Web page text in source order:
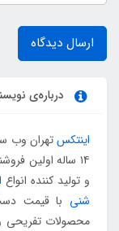
ارسال دیدگاه
درباره‌ی
اینتکستهران وب
۱۴ ساله اولین
و تولید کننده انواع
شنی
محصولات تفریحی